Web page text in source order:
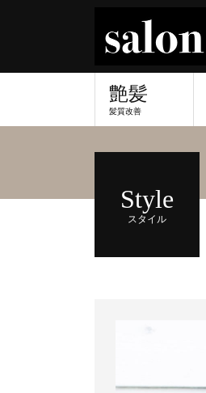
艶髪
髪質改善
Style
スタイル